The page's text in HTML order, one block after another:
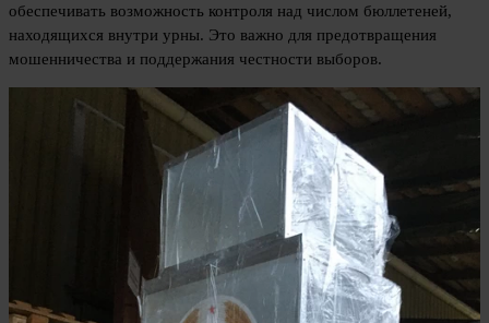
обеспечивать возможность контроля над числом бюллетеней,
находящихся внутри урны. Это важно для предотвращения
мошенничества и поддержания честности выборов.